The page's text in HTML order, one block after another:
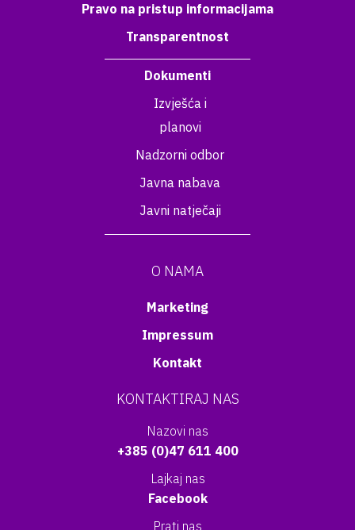
Pravo na pristup informacijama
Transparentnost
Dokumenti
Izvješća i
planovi
Nadzorni odbor
Javna nabava
Javni natječaji
O NAMA
Marketing
Impressum
Kontakt
KONTAKTIRAJ NAS
Nazovi nas
+385 (0)47 611 400
Lajkaj nas
Facebook
Prati nas